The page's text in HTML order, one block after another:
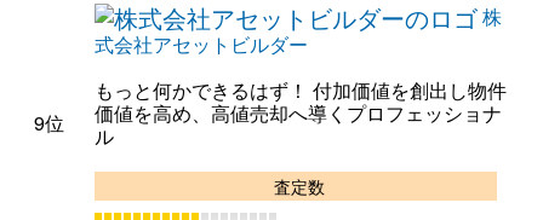
9位
株
式会社アセットビルダー
もっと何かできるはず！ 付加価値を創出し物件
価値を高め、高値売却へ導くプロフェッショナ
ル
査定数